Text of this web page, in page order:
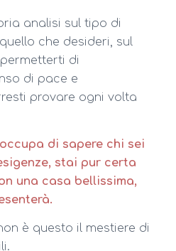
analisi sul tipo di
che desideri, sul
di
di pace e
provare ogni volta
di sapere chi sei
stai pur certa
una casa bellissima,
è questo il mestiere di